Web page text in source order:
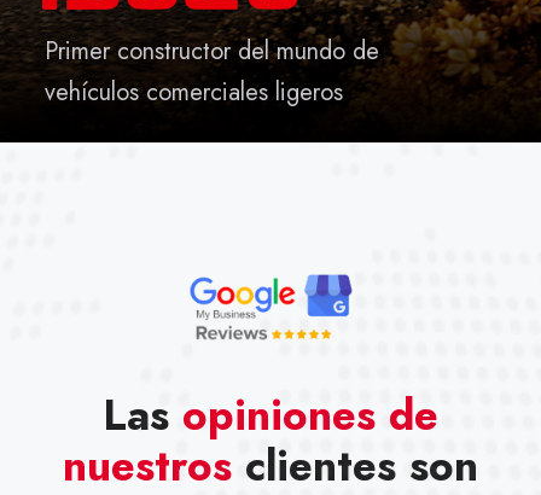
Primer constructor del mundo de
vehículos comerciales ligeros
Las opiniones de
nuestros clientes son